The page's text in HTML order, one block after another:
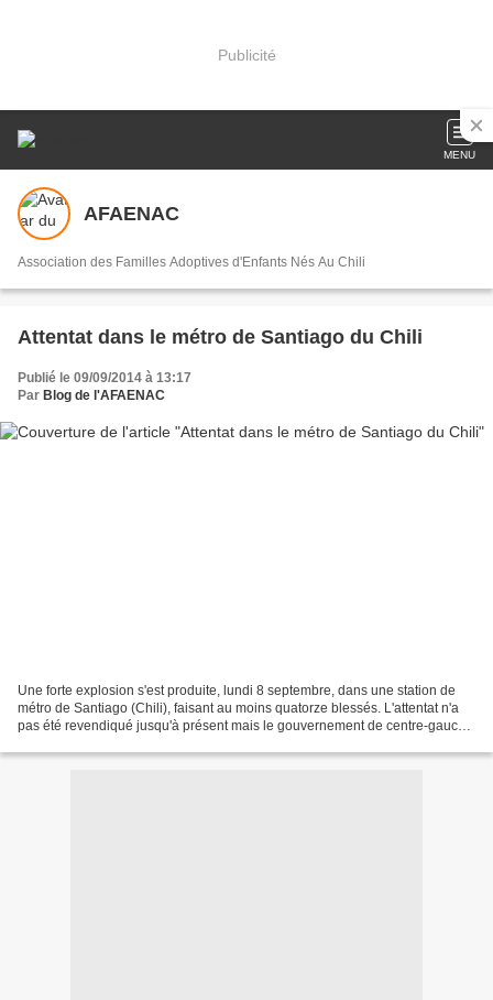
Publicité
MENU
AFAENAC
Association des Familles Adoptives d'Enfants Nés Au Chili
Attentat dans le métro de Santiago du Chili
Publié le 09/09/2014 à 13:17
Par Blog de l'AFAENAC
Une forte explosion s'est produite, lundi 8 septembre, dans une station de
métro de Santiago (Chili), faisant au moins quatorze blessés. L'attentat n'a
pas été revendiqué jusqu'à présent mais le gouvernement de centre-gauche